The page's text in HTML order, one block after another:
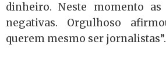
dinheiro. Neste momento
negativas. Orgulhoso
querem mesmo ser jornalistas”.